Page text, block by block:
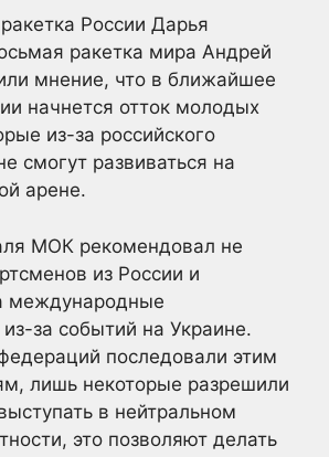
России Дарья
ракетка мира Андрей
мнение, что в ближайшее
начнется отток молодых
из-за российского
смогут развиваться на
арене.
МОК рекомендовал не
из России и
международные
за событий на Украине.
последовали этим
лишь некоторые разрешили
в нейтральном
это позволяют делать